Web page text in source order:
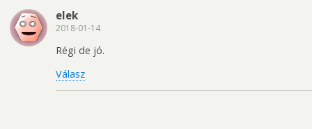
elek
2018-01-14
Régi de jó.
Válasz